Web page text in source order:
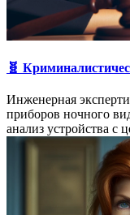
🧬
Инженерная
приборов ночного
анализ устройства с